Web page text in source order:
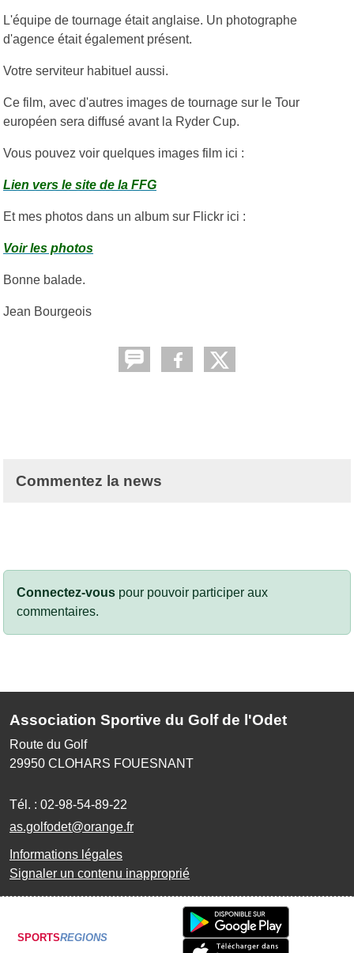
L'équipe de tournage était anglaise. Un photographe
d'agence était également présent.
Votre serviteur habituel aussi.
Ce film, avec d'autres images de tournage sur le Tour
européen sera diffusé avant la Ryder Cup.
Vous pouvez voir quelques images film ici :
Lien vers le site de la FFG
Et mes photos dans un album sur Flickr ici :
Voir les photos
Bonne balade.
Jean Bourgeois
Commentez la news
Connectez-vous pour pouvoir participer aux
commentaires.
Association Sportive du Golf de l'Odet
Route du Golf
29950 CLOHARS FOUESNANT
Tél. : 02-98-54-89-22
as.golfodet@orange.fr
Informations légales
Signaler un contenu inapproprié
SPORTSREGIONS